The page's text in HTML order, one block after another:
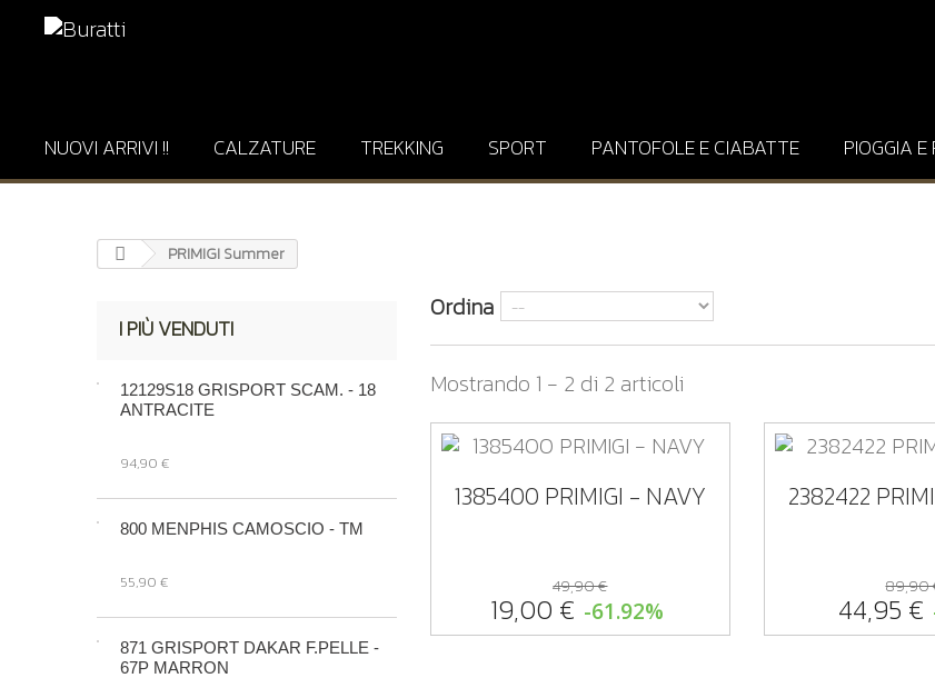
NUOVI ARRIVI !! CALZATURE TREKKING SPORT PANTOFOLE E CIABATTE PIOGGIA E
PRIMIGI Summer
I PIÙ VENDUTI
12129S18 GRISPORT SCAM. - 18
ANTRACITE
94,90 €
800 MENPHIS CAMOSCIO - TM
55,90 €
871 GRISPORT DAKAR F.PELLE -
67P MARRON
Ordina
Mostrando 1 - 2 di 2 articoli
1385400 PRIMIGI - NAVY
19,00 €
49,90 €
-61.92%
2382422
44,95 €
89,90